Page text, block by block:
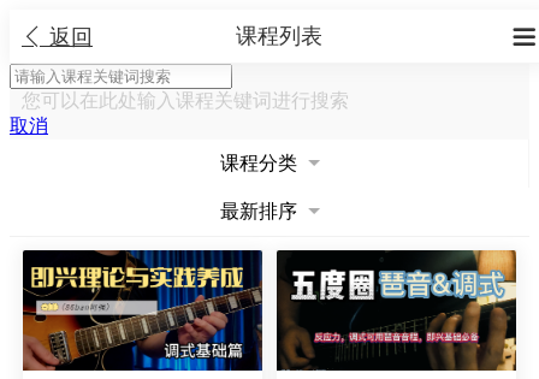
 返回 
课程列表
您可以在此处输入课程关键词进行搜索
取消
课程分类
最新排序